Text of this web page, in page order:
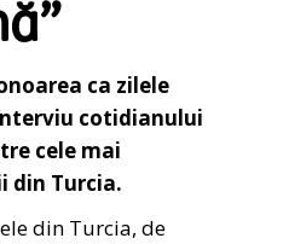
ca zilele
cotidianului
cele mai
din Turcia.
din Turcia, de